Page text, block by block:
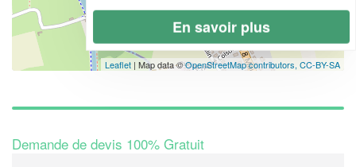
Leaflet | Map data ©OpenStreetMap contributors, CC-BY-SA
Demande de devis 100% Gratuit
En savoir plus